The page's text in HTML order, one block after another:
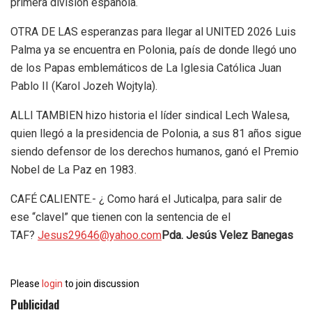
OTRA DE LAS esperanzas para llegar al UNITED 2026 Luis
Palma ya se encuentra en Polonia, país de donde llegó uno
de los Papas emblemáticos de La Iglesia Católica Juan
Pablo II (Karol Jozeh Wojtyla).
ALLI TAMBIEN hizo historia el líder sindical Lech Walesa,
quien llegó a la presidencia de Polonia, a sus 81 años sigue
siendo defensor de los derechos humanos, ganó el Premio
Nobel de La Paz en 1983.
CAFÉ CALIENTE.- ¿ Como hará el Juticalpa, para salir de
ese “clavel” que tienen con la sentencia de el
TAF? Jesus29646@yahoo.comPda. Jesús Velez Banegas
Pleaseloginto join discussion
Publicidad